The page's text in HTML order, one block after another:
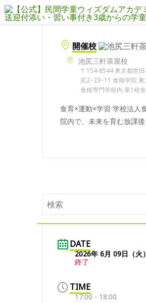
開催校
池尻三軒茶屋校
〒154-8544 東京都世
尻2−23−11 食糧学院 東
食糧専門学校内 第1校
食育×運動×学習 学校法人
院内で、未来を育む放課
DATE
2026年 6月 09日（火）
終了
TIME
17:00 - 18:00